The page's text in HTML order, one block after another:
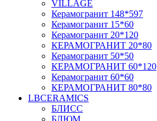
VILLAGE
Керамогранит 148*597
Керамогранит 15*60
Керамогранит 20*120
КЕРАМОГРАНИТ 20*80
Керамогранит 50*50
КЕРАМОГРАНИТ 60*120
Керамогранит 60*60
КЕРАМОГРАНИТ 80*80
LBCERAMICS
БЛИСС